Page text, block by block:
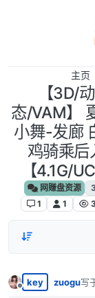
主页
【3D/动
态/VAM】
小舞-发廊
鸡骑乘后
【4.1G/UC
网赚盘资源
1
1
离线
key zuogu写
最